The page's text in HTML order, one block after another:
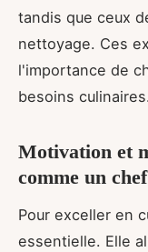
tandis que ceux
nettoyage. Ces
l'importance de
besoins
Motivation et
comme un chef
Pour exceller en
essentielle. Elle